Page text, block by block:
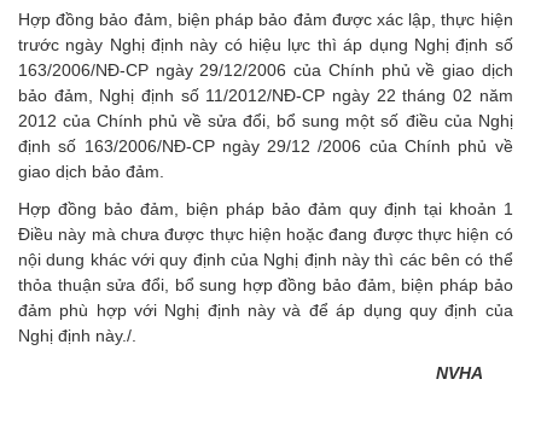
Hợp đồng bảo đảm, biện pháp bảo đảm được xác lập, thực hiện
trước ngày Nghị định này có hiệu lực thì áp dụng Nghị định số
163/2006/NĐ-CP ngày 29/12/2006 của Chính phủ về giao dịch
bảo đảm, Nghị định số 11/2012/NĐ-CP ngày 22 tháng 02 năm
2012 của Chính phủ về sửa đổi, bổ sung một số điều của Nghị
định số 163/2006/NĐ-CP ngày 29/12 /2006 của Chính phủ về
giao dịch bảo đảm.
Hợp đồng bảo đảm, biện pháp bảo đảm quy định tại khoản 1
Điều này mà chưa được thực hiện hoặc đang được thực hiện có
nội dung khác với quy định của Nghị định này thì các bên có thể
thỏa thuận sửa đổi, bổ sung hợp đồng bảo đảm, biện pháp bảo
đảm phù hợp với Nghị định này và để áp dụng quy định của
Nghị định này./.
NVHA